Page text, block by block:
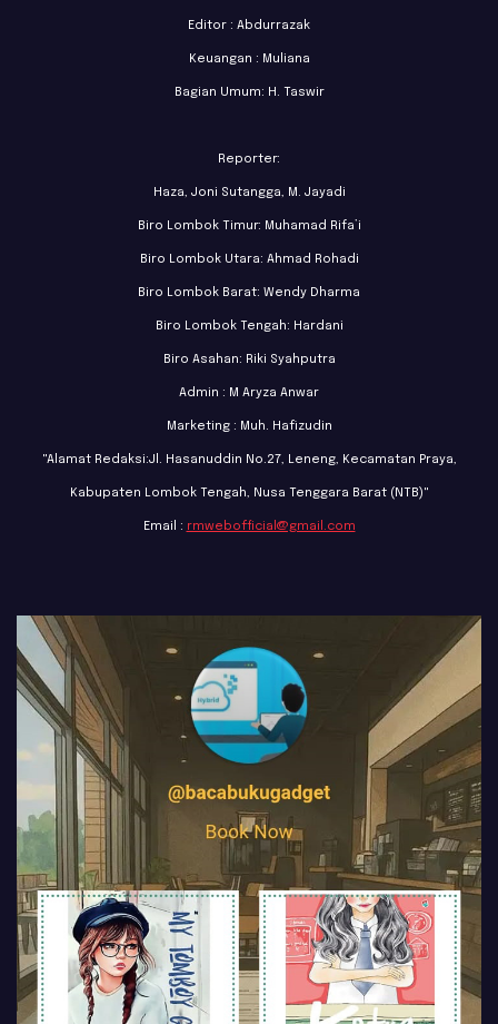
Editor : Abdurrazak
Keuangan : Muliana
Bagian Umum: H. Taswir
Reporter:
Haza, Joni Sutangga, M. Jayadi
Biro Lombok Timur: Muhamad Rifa’i
Biro Lombok Utara: Ahmad Rohadi
Biro Lombok Barat: Wendy Dharma
Biro Lombok Tengah: Hardani
Biro Asahan: Riki Syahputra
Admin : M Aryza Anwar
Marketing : Muh. Hafizudin
"Alamat Redaksi:Jl. Hasanuddin No.27, Leneng, Kecamatan Praya,
Kabupaten Lombok Tengah, Nusa Tenggara Barat (NTB)"
Email : rmwebofficial@gmail.com